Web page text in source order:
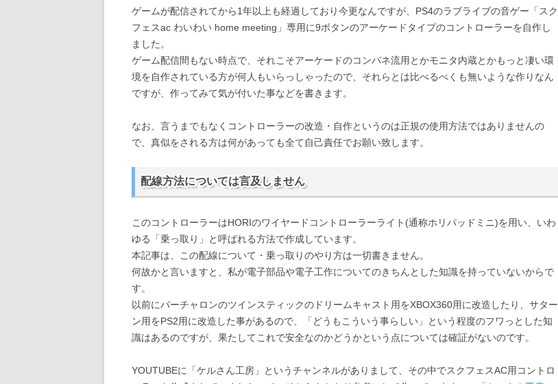
ゲームが配信されてから1年以上も経過しており今更なんですが、PS4のラブライブの音ゲー「スク
フェスac わいわい home meeting」専用に9ボタンのアーケードタイプのコントローラーを自作し
ました。
ゲーム配信間もない時点で、それこそアーケードのコンパネ流用とかモニタ内蔵とかもっと凄い環
境を自作されている方が何人もいらっしゃったので、それらとは比べるべくも無いような作りなん
ですが、作ってみて気が付いた事などを書きます。
なお、言うまでもなくコントローラーの改造・自作というのは正規の使用方法ではありませんの
で、真似をされる方は何があっても全て自己責任でお願い致します。
配線方法については言及しません
このコントローラーはHORIのワイヤードコントローラーライト(通称ホリパッドミニ)を用い、いわ
ゆる「乗っ取り」と呼ばれる方法で作成しています。
本記事は、この配線について・乗っ取りのやり方は一切書きません。
何故かと言いますと、私が電子部品や電子工作についてのきちんとした知識を持っていないからで
す。
以前にバーチャロンのツインスティックのドリームキャスト用をXBOX360用に改造したり、サター
ン用をPS2用に改造した事があるので、「どうもこういう事らしい」という程度のフワっとした知
識はあるのですが、果たしてこれで安全なのかどうかという点については確証がないのです。
YOUTUBEに「ケルさん工房」というチャンネルがありまして、その中でスクフェスAC用コントロ